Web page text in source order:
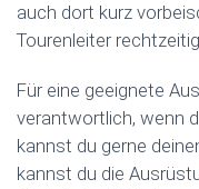
auch dort kurz
Tourenleiter
Für eine geeignete
verantwortlich, wenn
kannst du gerne
kannst du die